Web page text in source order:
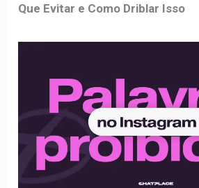
Que Evitar e Como Driblar Isso